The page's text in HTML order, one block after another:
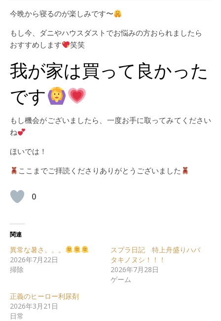
今晩から寝るのが楽しみです〜
もし今、ダニやハウスダストでお悩みの方おられましたら
おすすめします
笑笑
我が家は買って良かった
です
もし機会がございましたら、一度お手に取ってみてください
ね
ほいでは！
ここまでご拝読くださりありがとうございました
0
関連
異常な暑さ。。。
2026年7月22日
掃除
スプラ日記 特上舟盛りハバ
タキノヌシ！！！
2026年7月28日
ゲーム
正義のヒーロー利尿剤
2026年3月21日
日常